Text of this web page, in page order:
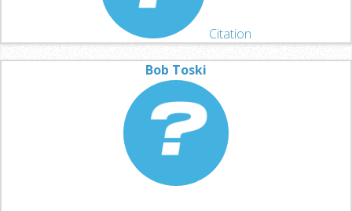
Citation
Bob Toski